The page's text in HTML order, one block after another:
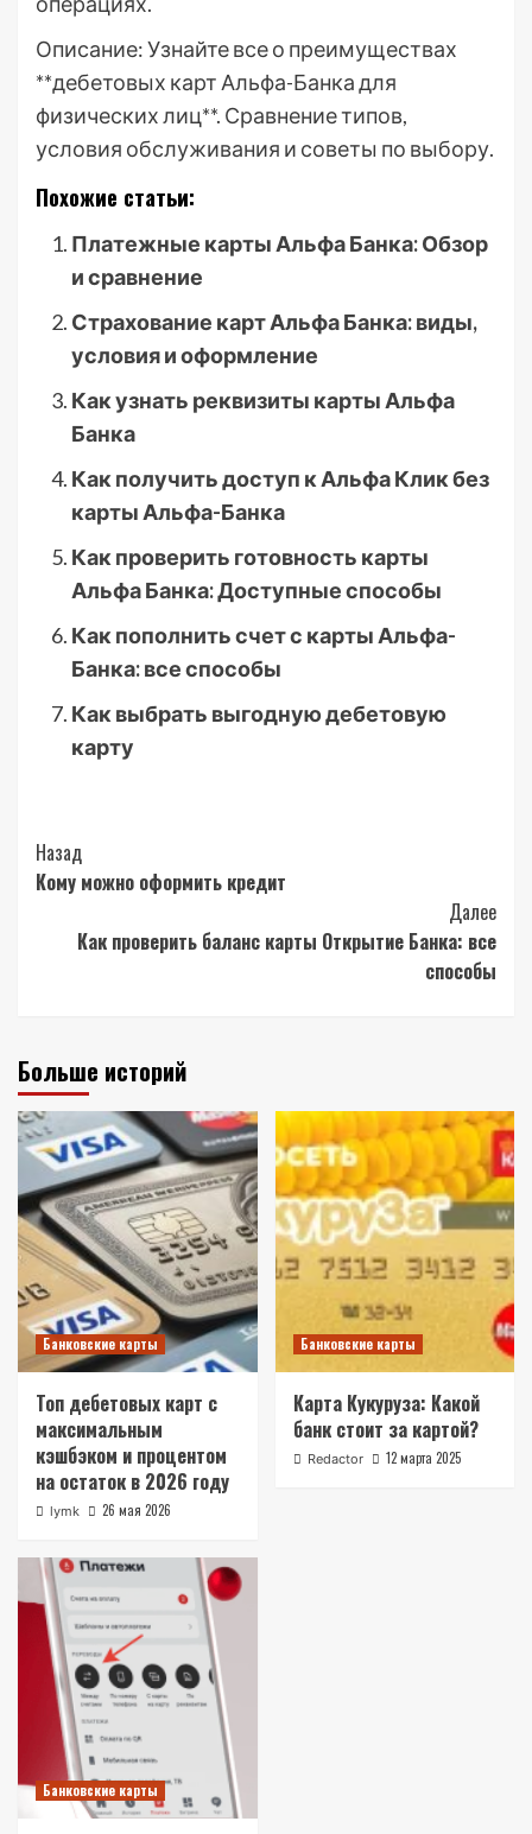
Описание: Узнайте все о преимуществах
**дебетовых карт Альфа-Банка для
физических лиц**. Сравнение типов,
условия обслуживания и советы по выбору.
Похожие статьи:
Платежные карты Альфа Банка: Обзор
и сравнение
Страхование карт Альфа Банка: виды,
условия и оформление
Как узнать реквизиты карты Альфа
Банка
Как получить доступ к Альфа Клик без
карты Альфа-Банка
Как проверить готовность карты
Альфа Банка: Доступные способы
Как пополнить счет с карты Альфа-
Банка: все способы
Как выбрать выгодную дебетовую
карту
Post
Navigation
Назад
Кому можно оформить кредит
Далее
Как проверить баланс карты Открытие Банка: все
способы
Больше историй
Банковские карты
Топ дебетовых карт с
максимальным
кэшбэком и процентом
на остаток в 2026 году
lymk 26 мая 2026
Банковские карты
Карта Кукуруза: Какой
банк стоит за картой?
Redactor 12 марта 2025
Банковские карты